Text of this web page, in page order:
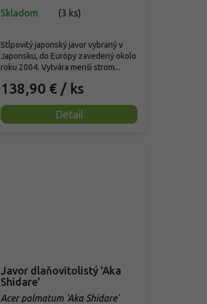
Skladom (3 ks)
138,90 € / ks
Detail
Stĺpovitý japonský javor vybraný v
Japonsku, do Európy zavedený okolo
roku 2004. Vytvára menší strom...
Javor dlaňovitolistý 'Aka
Shidare'
Acer palmatum 'Aka Shidare'